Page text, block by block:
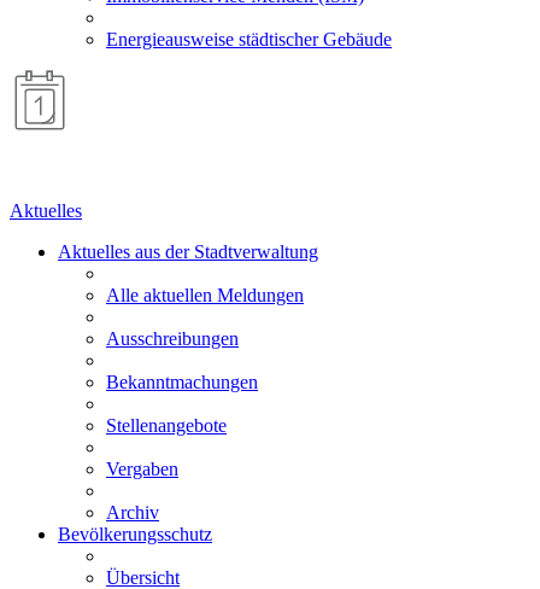
Energieausweise städtischer Gebäude
Aktuelles
Aktuelles aus der Stadtverwaltung
Alle aktuellen Meldungen
Ausschreibungen
Bekanntmachungen
Stellenangebote
Vergaben
Archiv
Bevölkerungsschutz
Übersicht